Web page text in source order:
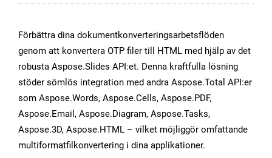
Förbättra dina dokumentkonverteringsarbetsflöden
genom att konvertera OTP filer till HTML med hjälp av det
robusta Aspose.Slides API:et. Denna kraftfulla lösning
stöder sömlös integration med andra Aspose.Total API:er
som Aspose.Words, Aspose.Cells, Aspose.PDF,
Aspose.Email, Aspose.Diagram, Aspose.Tasks,
Aspose.3D, Aspose.HTML – vilket möjliggör omfattande
multiformatfilkonvertering i dina applikationer.